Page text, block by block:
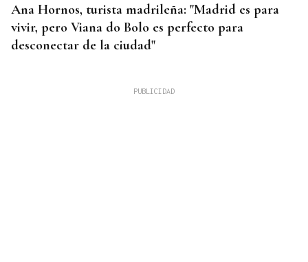
Ana Hornos, turista madrileña: "Madrid es para
vivir, pero Viana do Bolo es perfecto para
desconectar de la ciudad"